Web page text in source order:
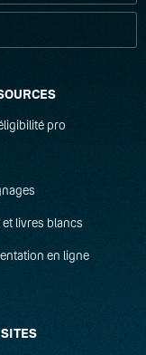
pro
livres blancs
en ligne